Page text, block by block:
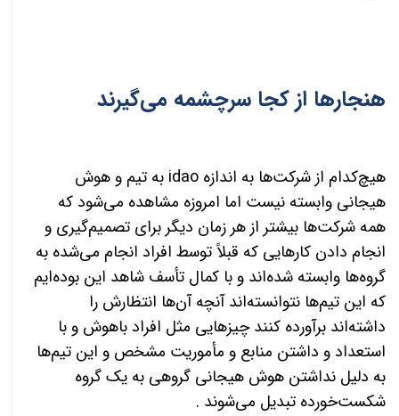
هنجارها از کجا سرچشمه می‌گیرند
هیچ‌کدام از شرکت‌ها به اندازه idao به تیم و هوش
هیجانی وابسته نیست اما امروزه مشاهده می‌شود که
همه شرکت‌ها بیشتر از هر زمان دیگر برای تصمیم‌گیری و
انجام دادن کارهایی که قبلاً توسط افراد انجام می‌شده به
گروه‌ها وابسته شده‌اند و با کمال تأسف شاهد این بوده‌ایم
که این تیم‌ها نتوانسته‌اند آنچه آن‌ها انتظارش را
داشته‌اند برآورده کنند چیزهایی مثل افراد باهوش و با
استعداد و داشتن منابع و مأموریت مشخص و این تیم‌ها
به دلیل نداشتن هوش هیجانی گروهی به یک گروه
شکست‌خورده تبدیل می‌شوند .